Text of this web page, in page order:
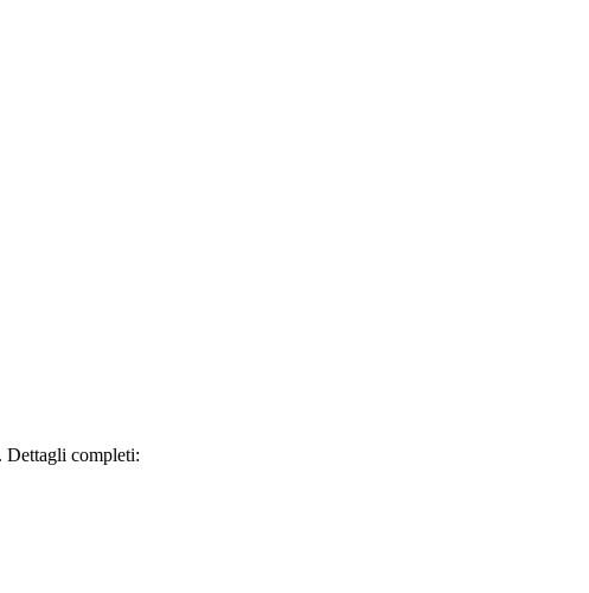
Dettagli completi: